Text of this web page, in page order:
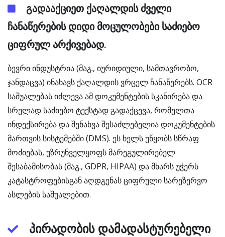
გადააქციეთ ქაღალდის ძველი
ჩანაწერების დიდი მოცულობები საძიებო
ციფრულ არქივებად.
ბევრი ინდუსტრია (მაგ., იურიდიული, სამთავრობო,
ჯანდაცვა) ინახავს ქაღალდის ვრცელ ჩანაწერებს. OCR
საშუალებას იძლევა ამ დოკუმენტების სკანირება და
სრულად საძიებო ტექსტად გადაქცევა, რომელთა
ინდექსირება და შენახვა შესაძლებელია დოკუმენტების
მართვის სისტემებში (DMS). ეს ხელს უწყობს სწრაფ
მოძიებას, უზრუნველყოფს მარეგულირებელ
შესაბამისობას (მაგ., GDPR, HIPAA) და მხარს უჭერს
კატასტროფებისგან აღდგენას ციფრული სარეზერვო
ასლების საშუალებით.
პირადობის დამადასტურებელი